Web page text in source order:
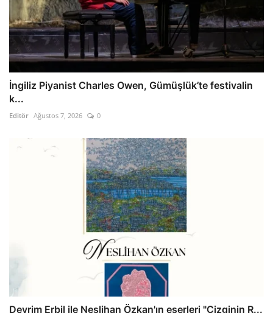
İngiliz Piyanist Charles Owen, Gümüşlük’te festivalin
k...
Editör Ağustos 7, 2026 0
Devrim Erbil ile Neslihan Özkan'ın eserleri "Çizginin R...